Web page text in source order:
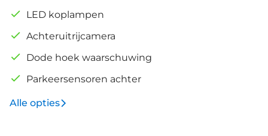
LED koplampen
Achteruitrijcamera
Dode hoek waarschuwing
Parkeersensoren achter
Alle opties